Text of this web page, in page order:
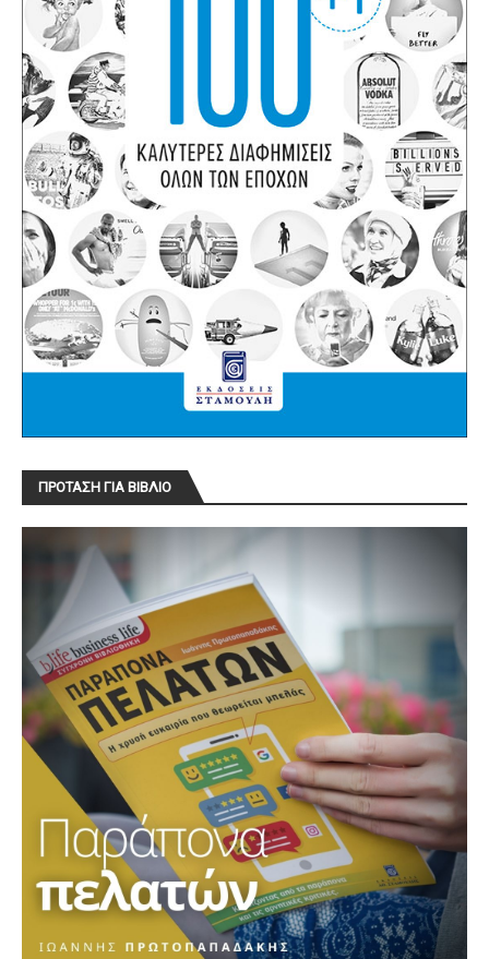
ΠΡΟΤΑΣΗ ΓΙΑ ΒΙΒΛΙΟ